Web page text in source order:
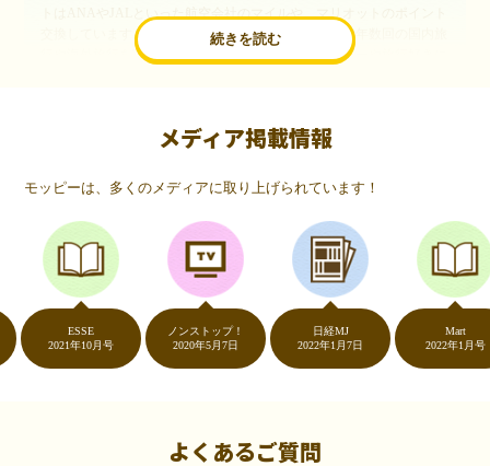
続きを読む
交換しています。このようにすることで、ほぼ無料で年数回の国内旅
行や海外旅行を実現しています。モッピーは陸マイラーや旅行好きに
いつものネットショッピングが、モッピーでお得
（20代・女性）
友達に勧められてモッピーをはじめました。空いた時間にスマホで買
い物をすることが多いのですが、モッピーを経由するだけでショップ
のポイントとモッピーのポイントが二重で貯まることを知り、ビック
リ…！いつものネットショッピングをモッピーを経由するだけでポイ
ントが貯まるなんて…もっと早く教えてほしかった～！貯まったポイ
ントはギフト券に交換して、プチ贅沢を楽しんでます♪
（30代・男性）
メディア掲載情報
モッピーは、多くのメディアに取り上げられています！
2021年10月号
ノンストップ！
2020年5月7日
日経MJ
2022年1月7日
2022年1月号
よくあるご質問